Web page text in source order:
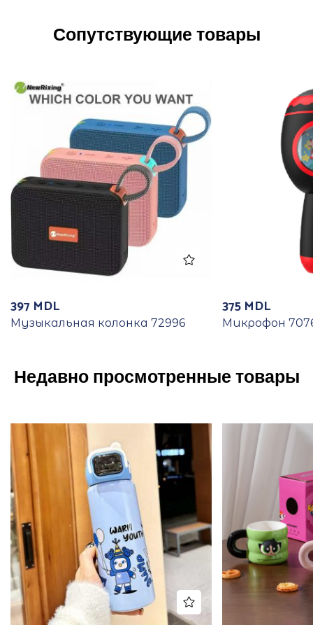
Сопутствующие товары
397 MDL
Музыкальная колонка 72996
375 MDL
Микрофон
Недавно просмотренные товары